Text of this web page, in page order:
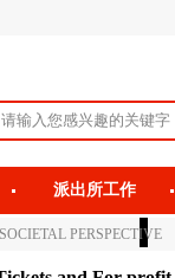
派出所工作
PERSPECTIVE